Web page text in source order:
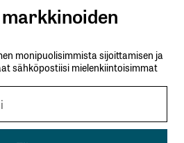
monipuolisimmista sijoittamisen ja
sähköpostiisi mielenkiintoisimmat